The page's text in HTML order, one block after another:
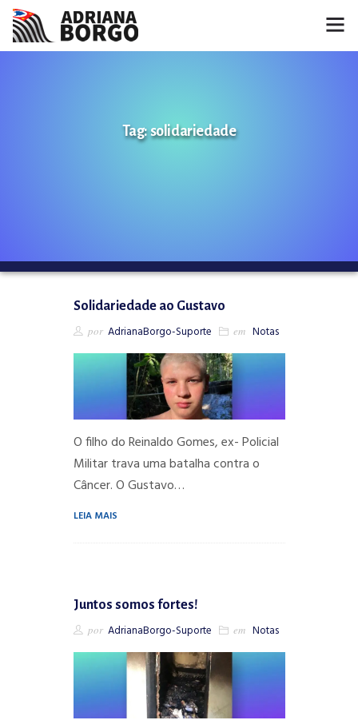
Tag: solidariedade
Solidariedade ao Gustavo
por AdrianaBorgo-Suporte em Notas
O filho do Reinaldo Gomes, ex- Policial
Militar trava uma batalha contra o
Câncer. O Gustavo…
LEIA MAIS
Juntos somos fortes!
por AdrianaBorgo-Suporte em Notas